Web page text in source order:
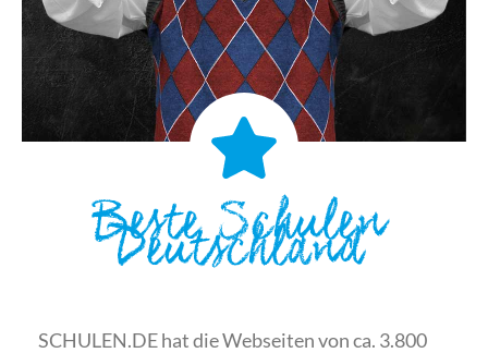
Beste Schulen
Deutschland
SCHULEN.DE hat die Webseiten von ca. 3.800